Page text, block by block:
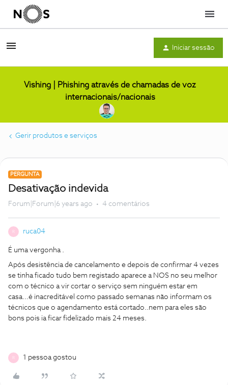
Menu
Iniciar sessão
Vishing | Phishing através de chamadas de voz
internacionais/nacionais
Gerir produtos e serviços
PERGUNTA
Desativação indevida
Forum|Forum|6 years ago 4 comentários
R ruca04
É uma vergonha .
Após desistência de cancelamento e depois de confirmar 4 vezes
se tinha ficado tudo bem registado aparece a NOS no seu melhor
com o técnico a vir cortar o serviço sem ninguém estar em
casa...é inacreditável como passado semanas não informam os
técnicos que o agendamento está cortado..nem para eles são
bons pois ia ficar fidelizado mais 24 meses.
R 1 pessoa gostou